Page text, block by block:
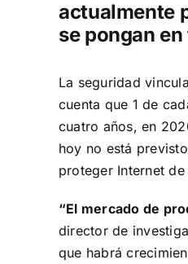
actualmente
se pongan
La seguridad
cuenta que 1 de
cuatro años, en
hoy no está
proteger Internet de
“El mercado de
director de
que habrá